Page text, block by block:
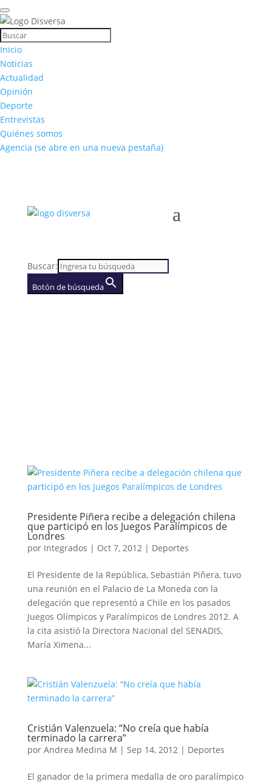
Inicio
Noticias
Actualidad
Opinión
Deporte
Entrevistas
Quiénes somos
Agencia (se abre en una nueva pestaña)
Buscar:
Botón de búsqueda
Presidente Piñera recibe a delegación chilena
que participó en los Juegos Paralímpicos de
Londres
por Integrados | Oct 7, 2012| Deportes
El Presidente de la República, Sebastián Piñera, tuvo
una reunión en el Palacio de La Moneda con la
delegación que representó a Chile en los pasados
Juegos Olímpicos y Paralímpicos de Londres 2012. A
la cita asistió la Directora Nacional del SENADIS,
María Ximena...
Cristián Valenzuela: “No creía que había
terminado la carrera”
por Andrea Medina M | Sep 14, 2012| Deportes
El ganador de la primera medalla de oro paralímpico